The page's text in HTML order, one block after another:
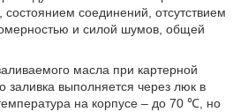
состоянием соединений, отсутствием
и силой шумов, общей
масла при картерной
заливка выполняется через люк в
на корпусе – до 70 ℃, но